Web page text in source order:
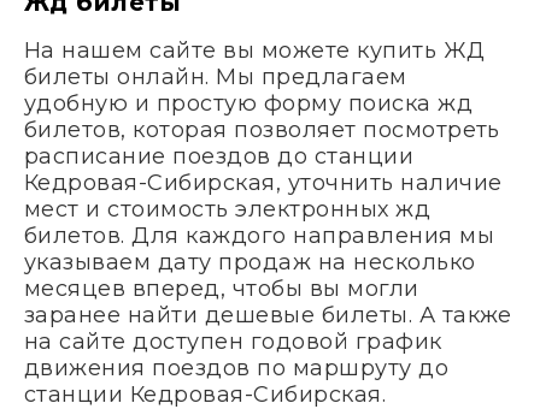
На нашем сайте вы можете купить ЖД
билеты онлайн. Мы предлагаем
удобную и простую форму поиска жд
билетов, которая позволяет посмотреть
расписание поездов до станции
Кедровая-Сибирская, уточнить наличие
мест и стоимость электронных жд
билетов. Для каждого направления мы
указываем дату продаж на несколько
месяцев вперед, чтобы вы могли
заранее найти дешевые билеты. А также
на сайте доступен годовой график
движения поездов по маршруту до
станции Кедровая-Сибирская.